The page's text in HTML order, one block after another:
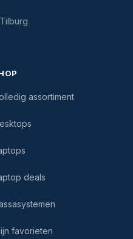
assortiment
deals
favorieten